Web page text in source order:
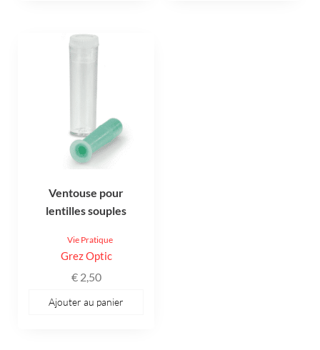
Ventouse pour
lentilles souples
Vie Pratique
Grez Optic
€2,50
Ajouter au panier